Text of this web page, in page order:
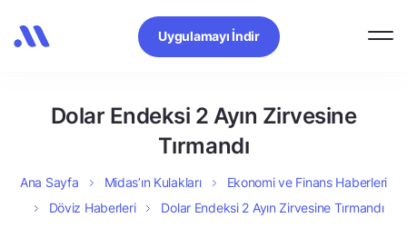
Uygulamayı İndir
Dolar Endeksi 2 Ayın Zirvesine
Tırmandı
Ana Sayfa Midas’ın Kulakları
Ekonomi ve Finans Haberleri
Döviz Haberleri
Dolar Endeksi 2 Ayın Zirvesine Tırmandı